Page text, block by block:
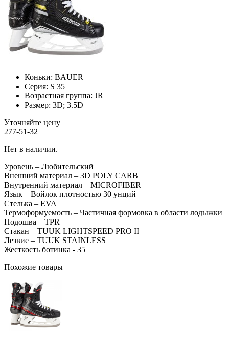
Коньки: BAUER
Серия: S 35
Возрастная группа: JR
Размер: 3D; 3.5D
Уточняйте цену
277-51-32
Нет в наличии.
Уровень – Любительский
Внешний материал – 3D POLY CARB
Внутренний материал – MICROFIBER
Язык – Войлок плотностью 30 унций
Стелька – EVA
Термоформуемость – Частичная формовка в области лодыжки
Подошва – TPR
Стакан – TUUK LIGHTSPEED PRO II
Лезвие – TUUK STAINLESS
Жесткость ботинка - 35
Похожие товары